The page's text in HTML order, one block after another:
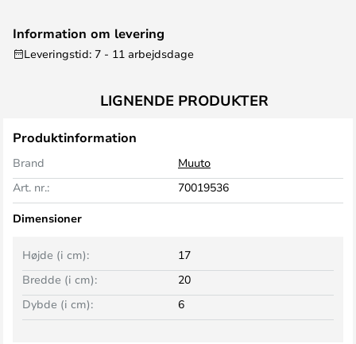
Information om levering
Leveringstid: 7 - 11 arbejdsdage
LIGNENDE PRODUKTER
Produktinformation
Brand
Muuto
Art. nr.:
70019536
Dimensioner
Bredde (i cm): 20
Højde (i cm): 17
Dybde (i cm): 6